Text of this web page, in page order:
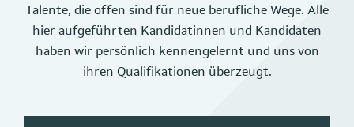
Talente, die offen sind für neue berufliche Wege. Alle
hier aufgeführten Kandidatinnen und Kandidaten
haben wir persönlich kennengelernt und uns von
ihren Qualifikationen überzeugt.